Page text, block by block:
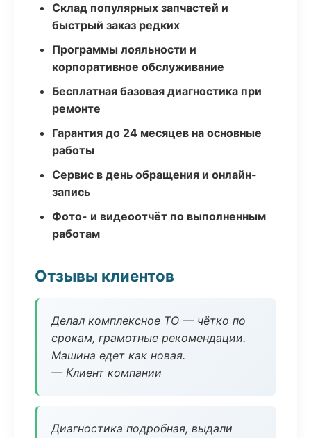
Склад популярных запчастей и
быстрый заказ редких
Программы лояльности и
корпоративное обслуживание
Бесплатная базовая диагностика при
ремонте
Гарантия до 24 месяцев на основные
работы
Сервис в день обращения и онлайн-
запись
Фото- и видеоотчёт по выполненным
работам
Отзывы клиентов
Делал комплексное ТО — чётко по
срокам, грамотные рекомендации.
Машина едет как новая.
— Клиент компании
Диагностика подробная, выдали